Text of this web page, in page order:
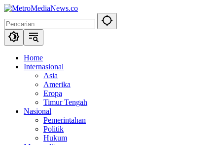
Langsung
konten
Home
Internasional
Asia
Amerika
Eropa
Timur Tengah
Nasional
Pemerintahan
Politik
Hukum